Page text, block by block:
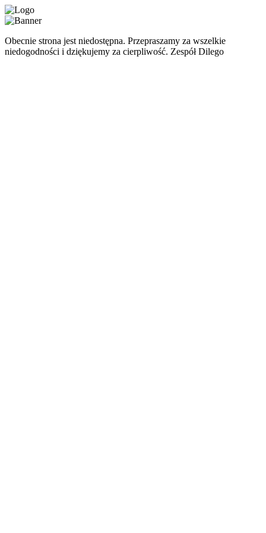
Obecnie strona jest niedostępna. Przepraszamy za wszelkie
niedogodności i dziękujemy za cierpliwość. Zespół Dilego